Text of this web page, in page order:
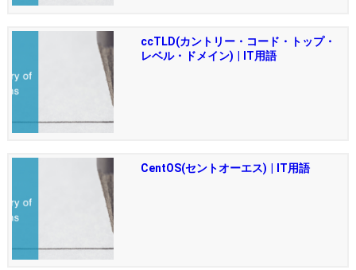
ccTLD(カントリー・コード・トップ・
レベル・ドメイン) | IT用語
CentOS(セントオーエス) | IT用語